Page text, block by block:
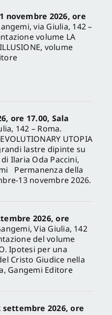
novembre 2026, ore
via Giulia, 142 –
volume LA
volume
ore 17.00, Sala
142 – Roma.
UTOPIA
lastre dipinte su
Ilaria Oda Paccini,
Permanenza della
13 novembre 2026.
2026, ore
Via Giulia, 142
del volume
Ipotesi per una
Cristo Giudice nella
Gangemi Editore
settembre 2026, ore